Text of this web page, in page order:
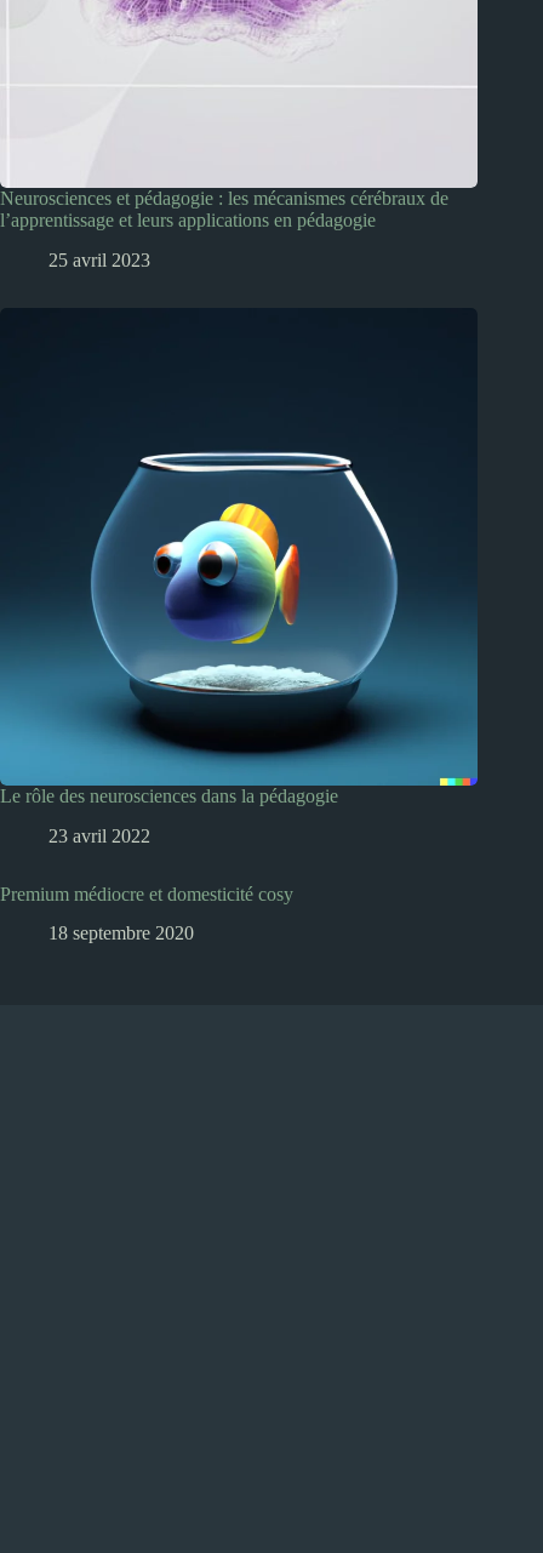
Neurosciences et pédagogie : les mécanismes cérébraux de
l’apprentissage et leurs applications en pédagogie
25 avril 2023
Le rôle des neurosciences dans la pédagogie
23 avril 2022
Premium médiocre et domesticité cosy
18 septembre 2020